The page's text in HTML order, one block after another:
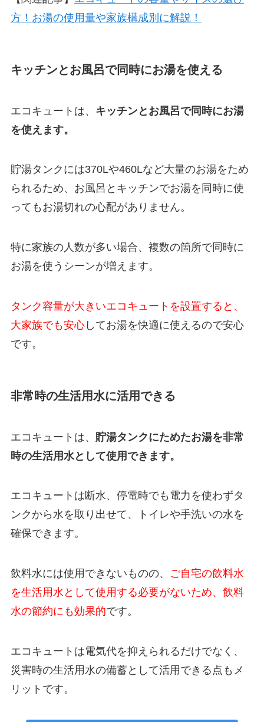
方！お湯の使用量や家族構成別に解説！
キッチンとお風呂で同時にお湯を使える
エコキュートは、 キッチンとお風呂で同時にお湯
を使えます。
貯湯タンクには370Lや460Lなど大量のお湯をため
られるため、お風呂とキッチンでお湯を同時に使
ってもお湯切れの心配がありません。
特に家族の人数が多い場合、複数の箇所で同時に
お湯を使うシーンが増えます。
タンク容量が大きいエコキュートを設置すると、
大家族でも安心してお湯を快適に使えるので安心
です。
非常時の生活用水に活用できる
エコキュートは、 貯湯タンクにためたお湯を非常
時の生活用水として使用できます。
エコキュートは断水、停電時でも電力を使わずタ
ンクから水を取り出せて、トイレや手洗いの水を
確保できます。
飲料水には使用できないものの、
ご自宅の飲料水
を生活用水として使用する必要がないため、飲料
水の節約にも効果的です。
エコキュートは電気代を抑えられるだけでなく、
災害時の生活用水の備蓄として活用できる点もメ
リットです。